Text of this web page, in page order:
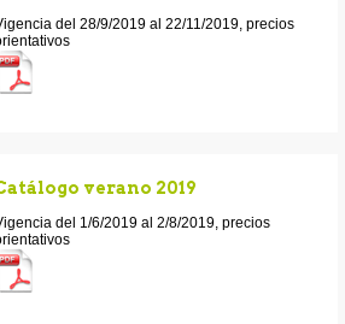
del 28/9/2019 al 22/11/2019, precios
verano 2019
del 1/6/2019 al 2/8/2019, precios